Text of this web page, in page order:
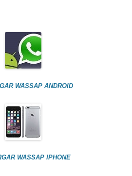
WASSAP ANDROID
WASSAP IPHONE